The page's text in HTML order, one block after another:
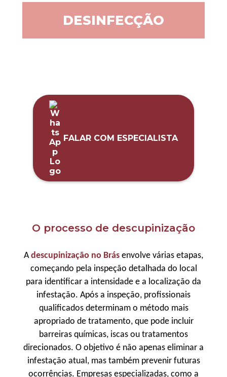
DESINFECÇÃO
FALAR COM ESPECIALISTA
O processo de descupinização
Adescupinização no Brás envolve várias etapas,
começando pela inspeção detalhada do local
para identificar a intensidade e a localização da
infestação. Após a inspeção, profissionais
qualificados determinam o método mais
apropriado de tratamento, que pode incluir
barreiras químicas, iscas ou tratamentos
direcionados. O objetivo é não apenas eliminar a
infestação atual, mas também prevenir futuras
ocorrências. Empresas especializadas, como a